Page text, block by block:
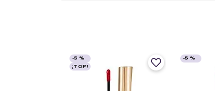
-5 %
¡TOP!
-5 %